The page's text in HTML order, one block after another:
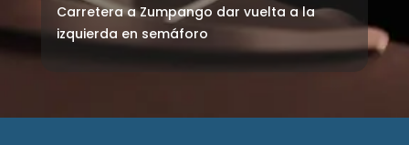
Carretera a Zumpango dar vuelta a la
izquierda en semáforo